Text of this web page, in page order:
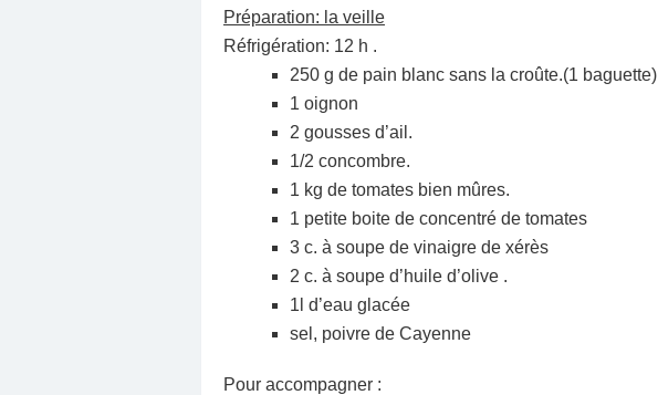
Préparation: la veille
Réfrigération: 12 h .
250 g de pain blanc sans la croûte.(1 baguette)
1 oignon
2 gousses d’ail.
1/2 concombre.
1 kg de tomates bien mûres.
1 petite boite de concentré de tomates
3 c. à soupe de vinaigre de xérès
2 c. à soupe d’huile d’olive .
1l d’eau glacée
sel, poivre de Cayenne
Pour accompagner :